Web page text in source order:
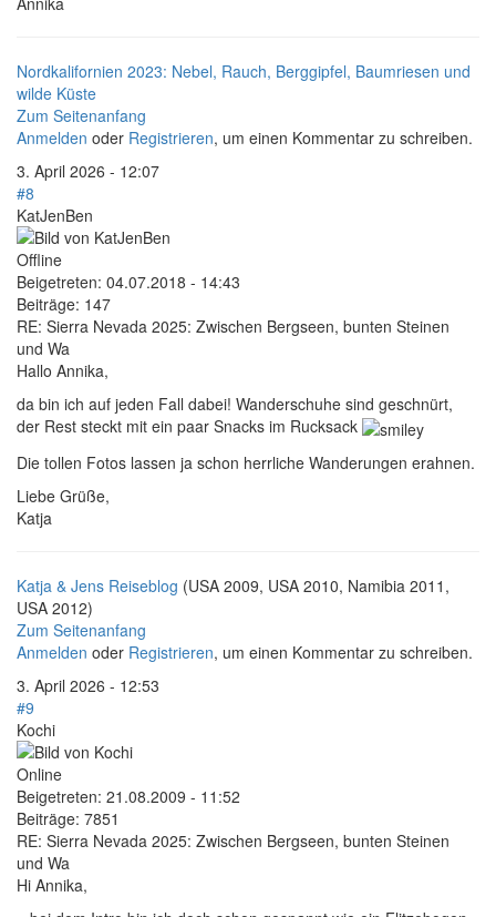
Nordkalifornien 2023: Nebel, Rauch, Berggipfel, Baumriesen und
wilde Küste
Zum Seitenanfang
Anmelden oder Registrieren, um einen Kommentar zu schreiben.
3. April 2026 - 12:07
#8
KatJenBen
Offline
Beigetreten: 04.07.2018 - 14:43
Beiträge: 147
RE: Sierra Nevada 2025: Zwischen Bergseen, bunten Steinen
und Wa
Hallo Annika,
da bin ich auf jeden Fall dabei! Wanderschuhe sind geschnürt,
der Rest steckt mit ein paar Snacks im Rucksack
Die tollen Fotos lassen ja schon herrliche Wanderungen erahnen.
Liebe Grüße,
Katja
Katja & Jens Reiseblog (USA 2009, USA 2010, Namibia 2011,
USA 2012)
Zum Seitenanfang
Anmelden oder Registrieren, um einen Kommentar zu schreiben.
3. April 2026 - 12:53
#9
Kochi
Online
Beigetreten: 21.08.2009 - 11:52
Beiträge: 7851
RE: Sierra Nevada 2025: Zwischen Bergseen, bunten Steinen
und Wa
Hi Annika,